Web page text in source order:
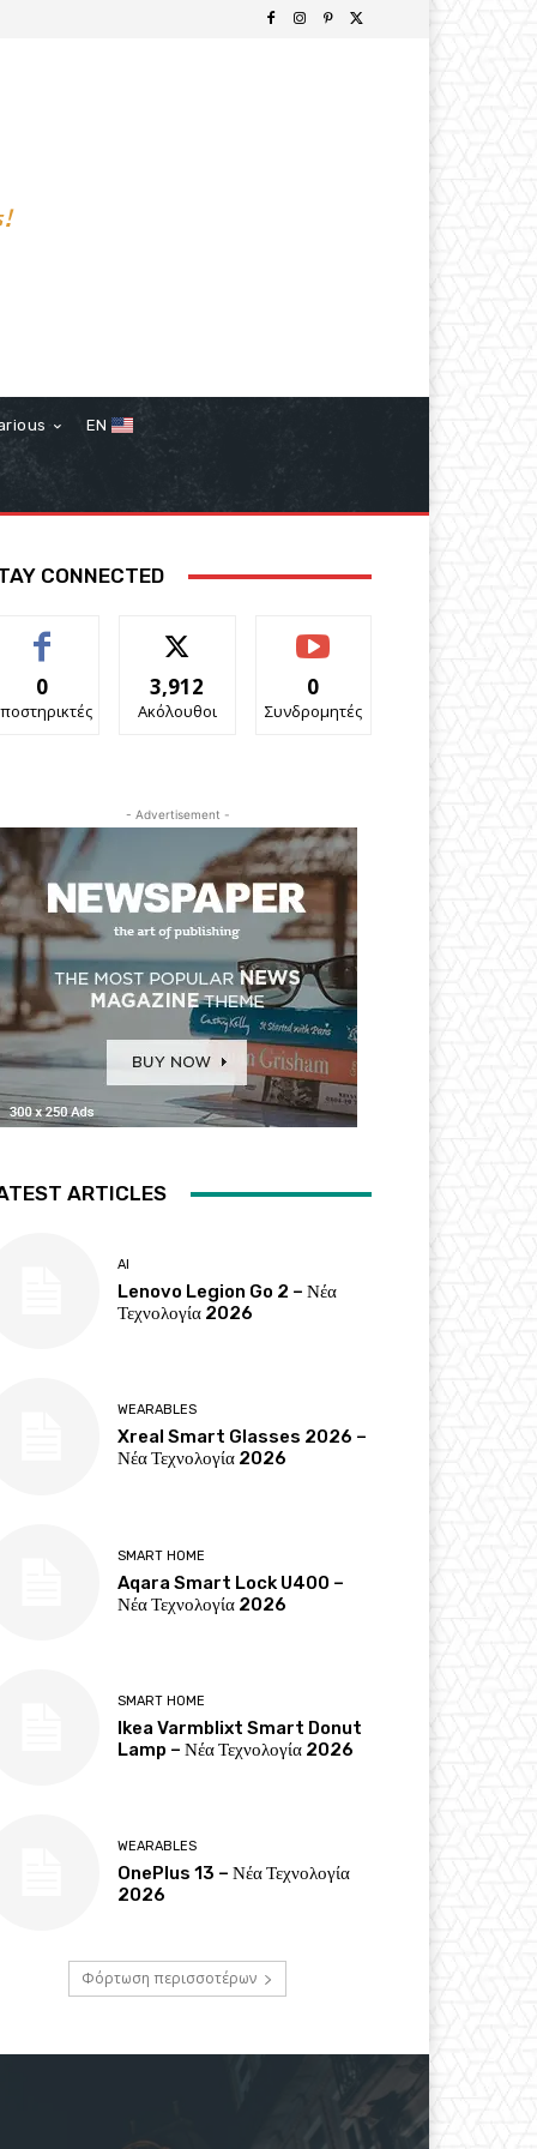
EN
CONNECTED
0 3,912
Ακόλουθοι
0
Συνδρομητές
- Advertisement -
ARTICLES
AI
Lenovo Legion Go 2 – Νέα
Τεχνολογία 2026
WEARABLES
Xreal Smart Glasses 2026 –
Νέα Τεχνολογία 2026
SMART HOME
Aqara Smart Lock U400 –
Νέα Τεχνολογία 2026
SMART HOME
Ikea Varmblixt Smart Donut
Lamp – Νέα Τεχνολογία 2026
WEARABLES
OnePlus 13 – Νέα Τεχνολογία
2026
Φόρτωση περισσοτέρων